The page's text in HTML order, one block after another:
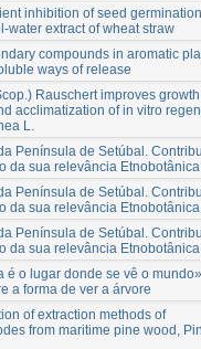
inhibition of seed
water extract of wheat straw
compounds in aromatic
ways of release
Rauschert improves
acclimatization of in vitro
L.
Península de Setúbal.
da sua relevância Etnobotânica
Península de Setúbal.
da sua relevância Etnobotânica
Península de Setúbal.
da sua relevância Etnobotânica
é o lugar donde se vê o
a forma de ver a árvore
of extraction methods of
from maritime pine wood,